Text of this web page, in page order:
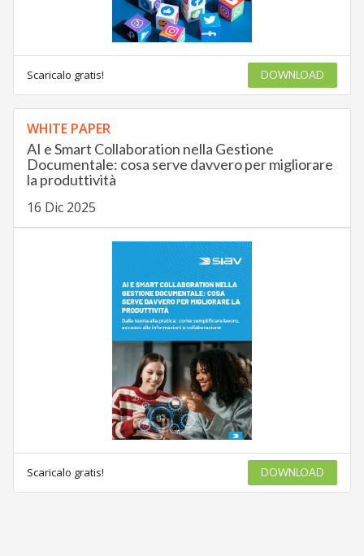
Scaricalo gratis! DOWNLOAD
WHITE PAPER
AI e Smart Collaboration nella Gestione
Documentale: cosa serve davvero per migliorare
la produttività
16 Dic 2025
Scaricalo gratis! DOWNLOAD